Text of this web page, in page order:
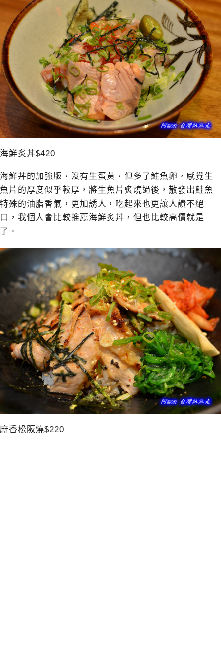
海鮮炙丼$420
海鮮丼的加強版，沒有生蛋黃，但多了鮭魚卵，感覺生
魚片的厚度似乎較厚，將生魚片炙燒過後，散發出鮭魚
特殊的油脂香氣，更加誘人，吃起來也更讓人讚不絕
口，我個人會比較推薦海鮮炙丼，但也比較高價就是
了。
麻香松阪燒$220